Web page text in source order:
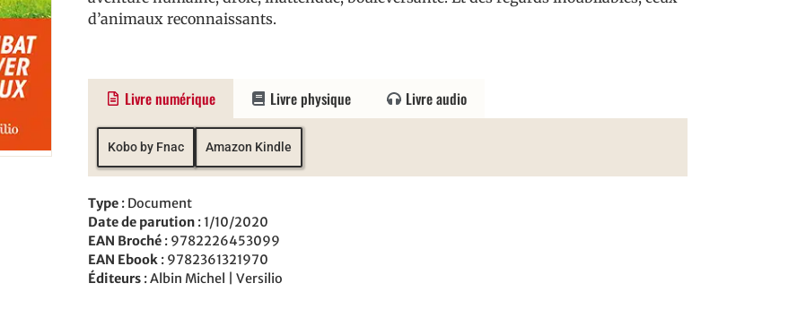
d’animaux reconnaissants.
Livre numérique Livre physique Livre audio
Kobo by Fnac Amazon Kindle
Type : Document
Date de parution : 1/10/2020
EAN Broché : 9782226453099
EAN Ebook : 9782361321970
Éditeurs : Albin Michel | Versilio